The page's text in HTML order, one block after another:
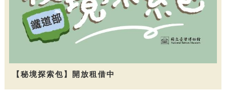
【秘境探索包】開放租借中